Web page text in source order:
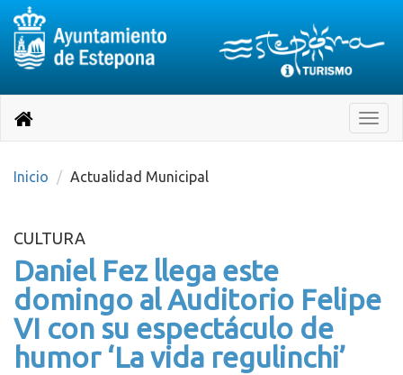
página
Toggle
Destino:
Volver
inicio
Inicio Actualidad Municipal
CULTURA
Daniel Fez llega este
domingo al Auditorio Felipe
VI con su espectáculo de
humor ‘La vida regulinchi’